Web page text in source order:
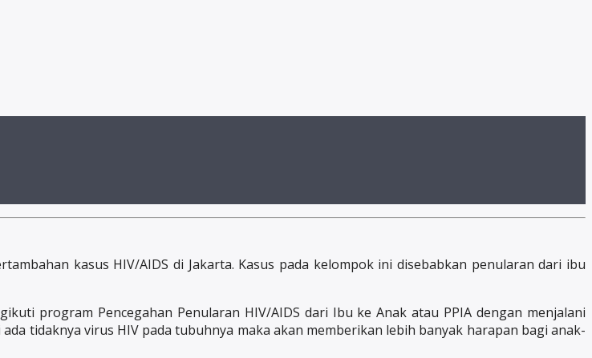
kasus HIV/AIDS di Jakarta. Kasus pada kelompok ini disebabkan penularan dari ibu
program Pencegahan Penularan HIV/AIDS dari Ibu ke Anak atau PPIA dengan menjalani
tidaknya virus HIV pada tubuhnya maka akan memberikan lebih banyak harapan bagi anak-